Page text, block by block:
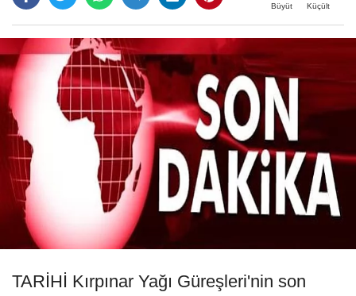
Büyüt Küçült
TARİHİ Kırpınar Yağı Güreşleri'nin son